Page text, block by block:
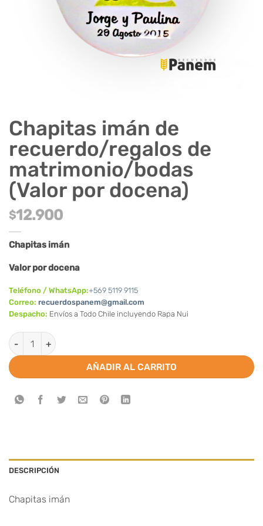
Chapitas imán de
recuerdo/regalos de
matrimonio/bodas
(Valor por docena)
$12.900
Chapitas imán
Valor por docena
Teléfono / WhatsApp:+569 5119 9115
Correo: recuerdospanem@gmail.com
Despacho: Envíos a Todo Chile incluyendo Rapa Nui
Chapitas imán de recuerdo/regalos de matrimonio/bodas
AÑADIR AL CARRITO
DESCRIPCIÓN
Chapitas imán